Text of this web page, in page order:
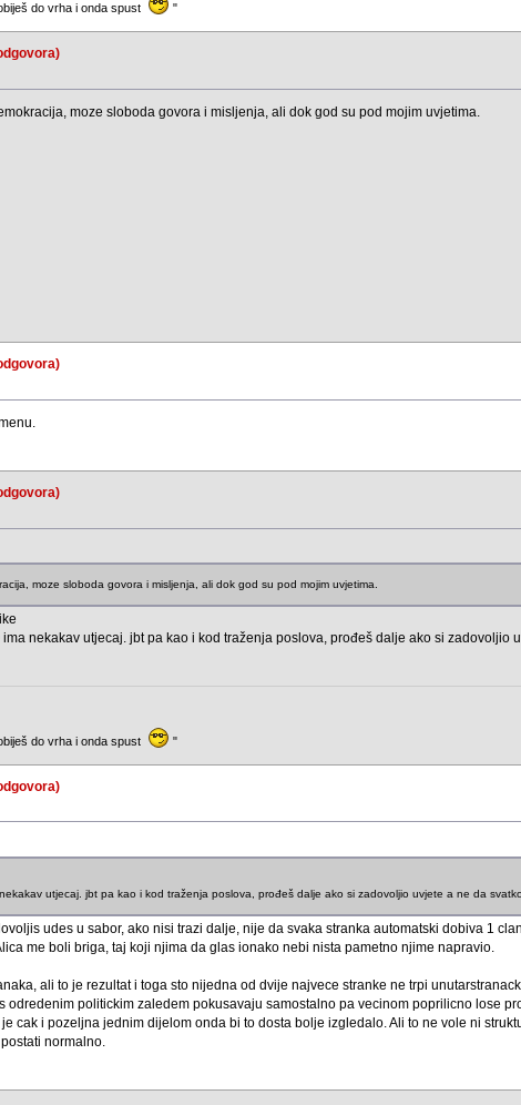
do vrha i onda spust
"
moze sloboda govora i misljenja, ali dok god su pod mojim uvjetima.
moze sloboda govora i misljenja, ali dok god su pod mojim uvjetima.
nekakav utjecaj. jbt pa kao i kod traženja poslova, prođeš dalje ako si zadovoljio
do vrha i onda spust
"
utjecaj. jbt pa kao i kod traženja poslova, prođeš dalje ako si zadovoljio uvjete a ne da
udes u sabor, ako nisi trazi dalje, nije da svaka stranka automatski dobiva 1
me boli briga, taj koji njima da glas ionako nebi nista pametno njime napravio.
ali to je rezultat i toga sto nijedna od dvije najvece stranke ne trpi
odredenim politickim zaledem pokusavaju samostalno pa vecinom poprilicno lose
cak i pozeljna jednim dijelom onda bi to dosta bolje izgledalo. Ali to ne vole ni
normalno.